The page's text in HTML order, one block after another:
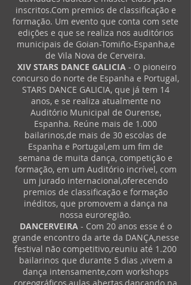
inscritos.Com premios de classificação e
formação. Um evento que conta com sete
edições e que se realiza nos auditórios
municipais de Goian-Tomiño-Espanha,e
de Vila Nova de Cerveira.
XIV STARS DANCE GALICIA - O pioneiro
concurso do norte de Espanha e Portugal,
STARS DANCE GALICIA, que já tem 14
anos, e se realiza atualmente no
Auditório Municipal de Ourense,
Espanha. Reúne mais de 1.000
bailarinos,de mais de 30 escolas de
Espanha e Portugal,em um fim de
semana de muita dança, competição e
formação, em um Auditório incrível, com
um jurado internacional,oferecendo
premios de classificação e formação
inéditos, que promovem a dança na
nossa euroregião.
DANCERVEIRA- Com 20 anos esse é o
grande encontro da arte da DANÇA,nesse
festival não competitivo,reuniu até 1.200
bailarinos que durante 5 dias ,vivem a
dança intensamente,com workshops